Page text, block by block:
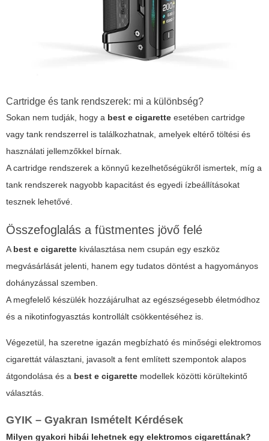
Cartridge és tank rendszerek: mi a különbség?
Sokan nem tudják, hogy a best e cigarette esetében cartridge
vagy tank rendszerrel is találkozhatnak, amelyek eltérő töltési és
használati jellemzőkkel bírnak.
A cartridge rendszerek a könnyű kezelhetőségükről ismertek, míg a
tank rendszerek nagyobb kapacitást és egyedi ízbeállításokat
tesznek lehetővé.
Összefoglalás a füstmentes jövő felé
A best e cigarette kiválasztása nem csupán egy eszköz
megvásárlását jelenti, hanem egy tudatos döntést a hagyományos
dohányzással szemben.
A megfelelő készülék hozzájárulhat az egészségesebb életmódhoz
és a nikotinfogyasztás kontrollált csökkentéséhez is.
Végezetül, ha szeretne igazán megbízható és minőségi elektromos
cigarettát választani, javasolt a fent említett szempontok alapos
átgondolása és a best e cigarette modellek közötti körültekintő
választás.
GYIK – Gyakran Ismételt Kérdések
Milyen gyakori hibái lehetnek egy elektromos cigarettának?